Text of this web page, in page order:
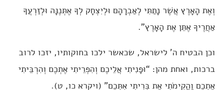
וְאֶת הָאָרֶץ אֲשֶׁר נָתַתִּי לְאַבְרָהָם וּלְיִצְחָק לְךָ אֶתְּנֶנָּה וּלְזַרְעֲךָ
אַחֲרֶיךָ אֶתֵּן אֶת הָאָרֶץ”.
וכן הבטיח ה’ לישראל, שכאשר ילכו בחוקותיו, יזכו לרוב
ברכות, ואחת מהן: “וּפָנִיתִי אֲלֵיכֶם וְהִפְרֵיתִי אֶתְכֶם וְהִרְבֵּיתִי
אֶתְכֶם וַהֲקִימֹתִי אֶת בְּרִיתִי אִתְּכֶם” (ויקרא כו, ט).